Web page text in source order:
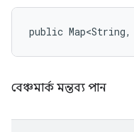
public Map<String,
বেঞ্চমার্ক মন্তব্য পান